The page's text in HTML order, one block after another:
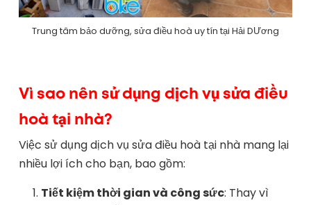
Trung tâm bảo dưỡng, sửa điều hoà uy tín tại Hải DƯơng
Vì sao nên sử dụng dịch vụ sửa điều
hoà tại nhà?
Việc sử dụng dịch vụ sửa điều hoà tại nhà mang lại
nhiều lợi ích cho bạn, bao gồm:
Tiết kiệm thời gian và công sức: Thay vì